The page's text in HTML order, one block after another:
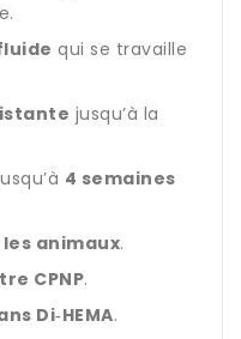
qui se travaille
jusqu’à la
4 semaines
animaux.
CPNP.
Di‑HEMA.